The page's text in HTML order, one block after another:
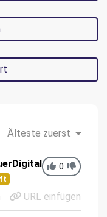
Älteste zuerst
0
URL einfügen